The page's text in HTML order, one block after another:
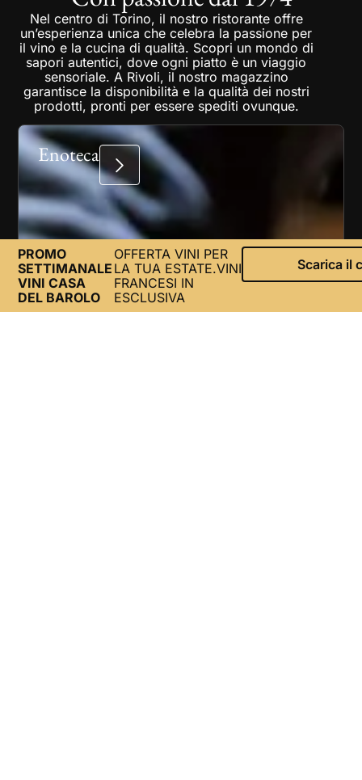
Nel centro di Torino, il nostro ristorante offre
un’esperienza unica che celebra la passione per
il vino e la cucina di qualità. Scopri un mondo di
sapori autentici, dove ogni piatto è un viaggio
sensoriale. A Rivoli, il nostro magazzino
garantisce la disponibilità e la qualità dei nostri
prodotti, pronti per essere spediti ovunque.
Enoteca
PROMO
SETTIMANALE
VINI CASA
DEL BAROLO
OFFERTA VINI PER
LA TUA ESTATE.VINI
FRANCESI IN
ESCLUSIVA
Scarica il